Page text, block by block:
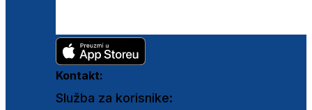
Kontakt:
Služba za korisnike: